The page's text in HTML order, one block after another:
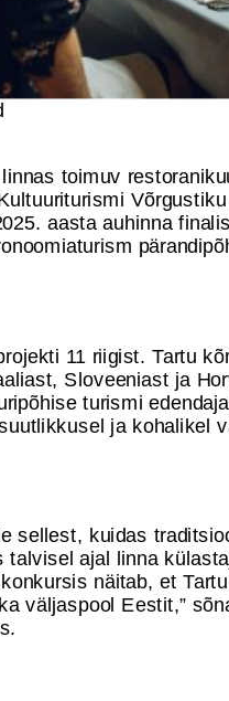
toimuv
aasta auhinna
11 riigist. Tartu
Sloveeniast ja
turismi
ja kohalikel
sellest, kuidas
talvisel ajal linna
näitab, et
väljaspool Eestit,”